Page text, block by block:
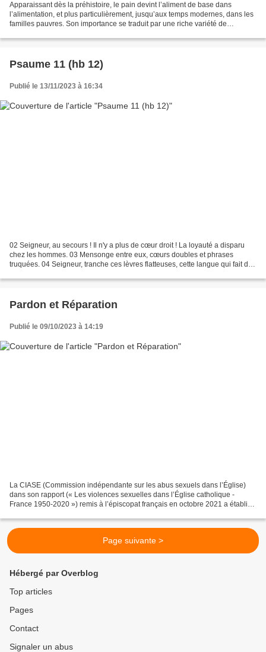
Apparaissant dès la préhistoire, le pain devint l’aliment de base dans
l’alimentation, et plus particulièrement, jusqu’aux temps modernes, dans les
familles pauvres. Son importance se traduit par une riche variété de
Psaume 11 (hb 12)
Publié le 13/11/2023 à 16:34
02 Seigneur, au secours ! Il n'y a plus de cœur droit ! La loyauté a disparu
chez les hommes. 03 Mensonge entre eux, cœurs doubles et phrases
truquées. 04 Seigneur, tranche ces lèvres flatteuses, cette langue qui fait des
Pardon et Réparation
Publié le 09/10/2023 à 14:19
La CIASE (Commission indépendante sur les abus sexuels dans l’Église)
dans son rapport (« Les violences sexuelles dans l’Église catholique -
France 1950-2020 ») remis à l’épiscopat français en octobre 2021 a établi
Page suivante >
Hébergé par Overblog
Top articles
Pages
Contact
Signaler un abus